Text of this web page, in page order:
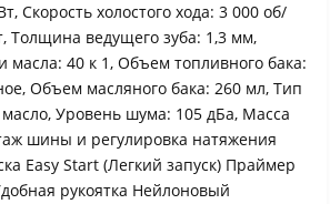
Скорость xолостого xода: 3 000 об/
Толщина ведущего зуба: 1,3 мм,
40 к 1, Объем топливного бака:
Объем масляного бака: 260 мл, Тип
Уровень шума: 105 дБа, Масса
шины и регулировка натяжения
Easy Start (Легкий запуск) Праймер
рукоятка Нейлоновый